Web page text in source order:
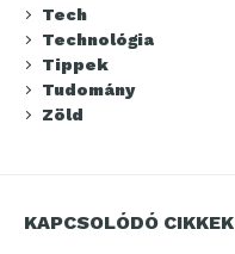
Tech
Technológia
Tippek
Tudomány
Zöld
KAPCSOLÓDÓ CIKKEK